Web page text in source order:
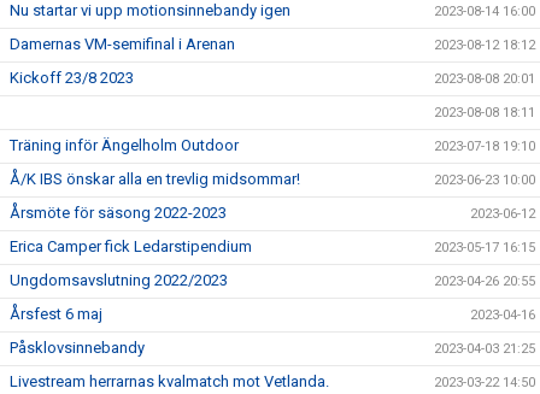
Nu startar vi upp motionsinnebandy igen 2023-08-14 16:00
Damernas VM-semifinal i Arenan 2023-08-12 18:12
Kickoff 23/8 2023 2023-08-08 20:01
2023-08-08 18:11
Träning inför Ängelholm Outdoor 2023-07-18 19:10
Å/K IBS önskar alla en trevlig midsommar! 2023-06-23 10:00
Årsmöte för säsong 2022-2023 2023-06-12
Erica Camper fick Ledarstipendium 2023-05-17 16:15
Ungdomsavslutning 2022/2023 2023-04-26 20:55
Årsfest 6 maj 2023-04-16
Påsklovsinnebandy 2023-04-03 21:25
Livestream herrarnas kvalmatch mot Vetlanda. 2023-03-22 14:50